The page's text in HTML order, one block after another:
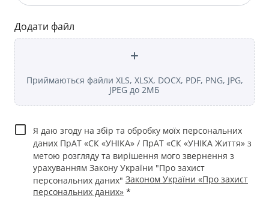
Додати файл
Приймаються файли XLS, XLSX, DOCX, PDF, PNG, JPG,
JPEG до 2МБ
Я даю згоду на збір та обробку моїх персональних
даних ПрАТ «СК «УНІКА» / ПрАТ «СК «УНІКА Життя» з
метою розгляду та вирішення мого звернення з
урахуванням Закону України "Про захист
персональних даних" Законом України «Про захист
персональних даних» *